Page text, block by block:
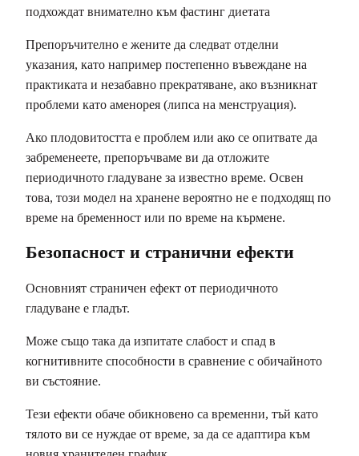
подхождат внимателно към фастинг диетата
Препоръчително е жените да следват отделни
указания, като например постепенно въвеждане на
практиката и незабавно прекратяване, ако възникнат
проблеми като аменорея (липса на менструация).
Ако плодовитостта е проблем или ако се опитвате да
забременеете, препоръчваме ви да отложите
периодичното гладуване за известно време. Освен
това, този модел на хранене вероятно не е подходящ по
време на бременност или по време на кърмене.
Безопасност и странични ефекти
Основният страничен ефект от периодичното
гладуване е гладът.
Може също така да изпитате слабост и спад в
когнитивните способности в сравнение с обичайното
ви състояние.
Тези ефекти обаче обикновено са временни, тъй като
тялото ви се нуждае от време, за да се адаптира към